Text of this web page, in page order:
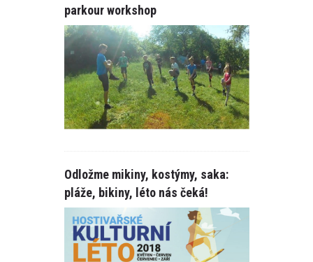
parkour workshop
READ
MORE
0
Odložme mikiny, kostýmy, saka:
pláže, bikiny, léto nás čeká!